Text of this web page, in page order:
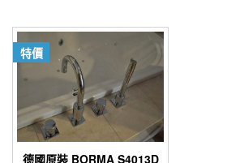
格：
NT$35,000。
格：
NT$25,000。
特價
德國原裝 BORMA S4013D